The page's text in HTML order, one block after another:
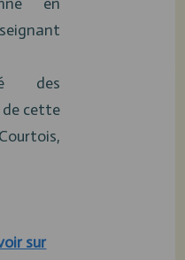
des
de cette
sur